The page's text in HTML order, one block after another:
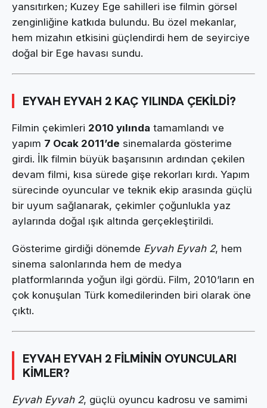
yansıtırken; Kuzey Ege sahilleri ise filmin görsel
zenginliğine katkıda bulundu. Bu özel mekanlar,
hem mizahın etkisini güçlendirdi hem de seyirciye
doğal bir Ege havası sundu.
EYVAH EYVAH 2 KAÇ YILINDA ÇEKİLDİ?
Filmin çekimleri 2010 yılında tamamlandı ve
yapım 7 Ocak 2011’de sinemalarda gösterime
girdi. İlk filmin büyük başarısının ardından çekilen
devam filmi, kısa sürede gişe rekorları kırdı. Yapım
sürecinde oyuncular ve teknik ekip arasında güçlü
bir uyum sağlanarak, çekimler çoğunlukla yaz
aylarında doğal ışık altında gerçekleştirildi.
Gösterime girdiği dönemde Eyvah Eyvah 2, hem
sinema salonlarında hem de medya
platformlarında yoğun ilgi gördü. Film, 2010’ların en
çok konuşulan Türk komedilerinden biri olarak öne
çıktı.
EYVAH EYVAH 2 FİLMİNİN OYUNCULARI
KİMLER?
Eyvah Eyvah 2, güçlü oyuncu kadrosu ve samimi